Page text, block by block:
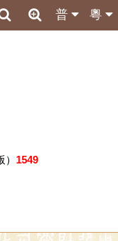
粵
普
1549